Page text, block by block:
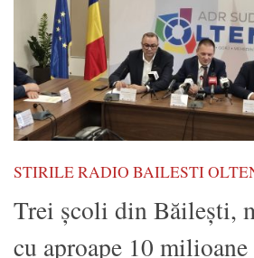
STIRILE RADIO BAILESTI
Trei şcoli din Băileşti,
cu aproape 10 milioane